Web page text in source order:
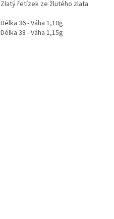
Zlatý řetízek ze žlutého zlata
Délka 36 - Váha 1,10g
Délka 38 - Váha 1,15g